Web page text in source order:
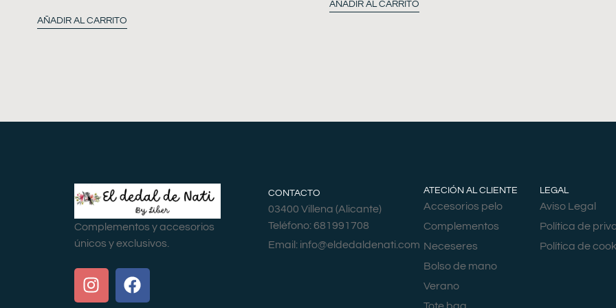
AÑADIR AL CARRITO
AÑADIR AL CARRITO
Complementos y accesorios
únicos y exclusivos.
CONTACTO
03400 Villena (Alicante)
Teléfono: 681991708
Email: info@eldedaldenati.com
ATECIÓN AL CLIENTE
Accesorios pelo
Complementos
Neceseres
Bolso de mano
Verano
LEGAL
Aviso Legal
Política de
Política de